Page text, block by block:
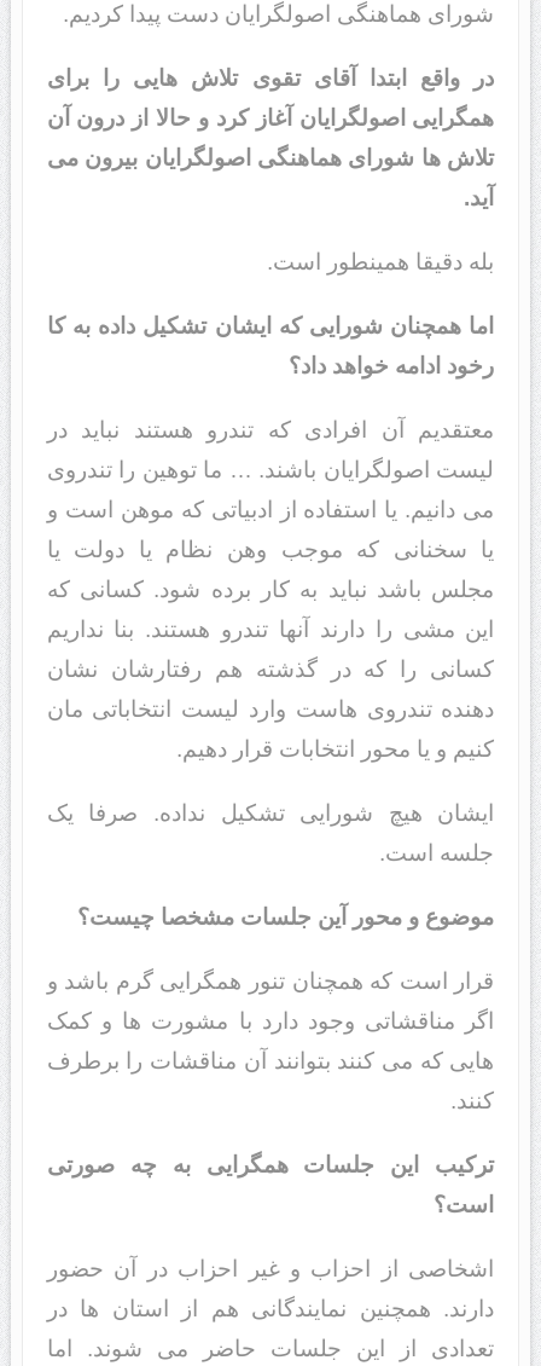
شورای هماهنگی اصولگرایان دست پیدا کردیم.
در واقع ابتدا آقای تقوی تلاش هایی را برای
همگرایی اصولگرایان آغاز کرد و حالا از درون آن
تلاش ها شورای هماهنگی اصولگرایان بیرون می
آید.
بله دقیقا همینطور است.
اما همچنان شورایی که ایشان تشکیل داده به کا
رخود ادامه خواهد داد؟
معتقدیم آن افرادی که تندرو هستند نباید در
لیست اصولگرایان باشند. … ما توهین را تندروی
می دانیم. یا استفاده از ادبیاتی که موهن است و
یا سخنانی که موجب وهن نظام یا دولت یا
مجلس باشد نباید به کار برده شود. کسانی که
این مشی را دارند آنها تندرو هستند. بنا نداریم
کسانی را که در گذشته هم رفتارشان نشان
دهنده تندروی هاست وارد لیست انتخاباتی مان
کنیم و یا محور انتخابات قرار دهیم.
ایشان هیچ شورایی تشکیل نداده. صرفا یک
جلسه است.
موضوع و محور آین جلسات مشخصا چیست؟
قرار است که همچنان تنور همگرایی گرم باشد و
اگر مناقشاتی وجود دارد با مشورت ها و کمک
هایی که می کنند بتوانند آن مناقشات را برطرف
کنند.
ترکیب این جلسات همگرایی به چه صورتی
است؟
اشخاصی از احزاب و غیر احزاب در آن حضور
دارند. همچنین نمایندگانی هم از استان ها در
تعدادی از این جلسات حاضر می شوند. اما